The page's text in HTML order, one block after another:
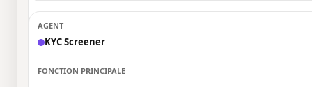
KYC Screener